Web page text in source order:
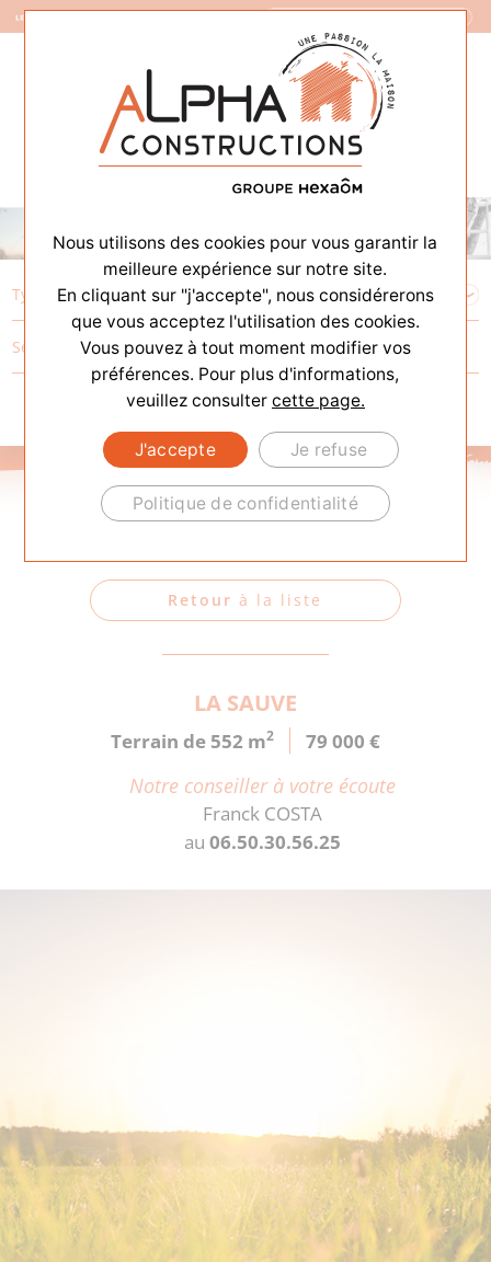
ACCUEIL LA SAUVE
Retour à la liste
LA SAUVE
Terrain de 552 m2 79 000 €
Notre conseiller à votre écoute
Franck COSTA
au 06.50.30.56.25
Nous utilisons des cookies pour vous garantir la
meilleure expérience sur notre site.
En cliquant sur "j'accepte", nous considérerons
que vous acceptez l'utilisation des cookies.
Vous pouvez à tout moment modifier vos
préférences. Pour plus d'informations,
veuillez consulter cette page.
J'accepte Je refuse
Politique de confidentialité